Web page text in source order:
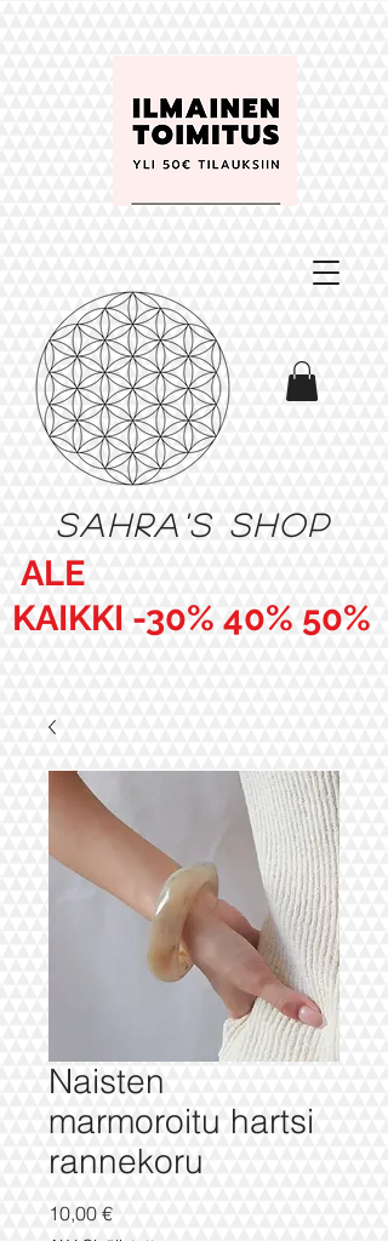
Sahra's shop
ALE
KAIKKI -30% 40% 50%
Naisten
marmoroitu hartsi
rannekoru
10,00 €Hinta